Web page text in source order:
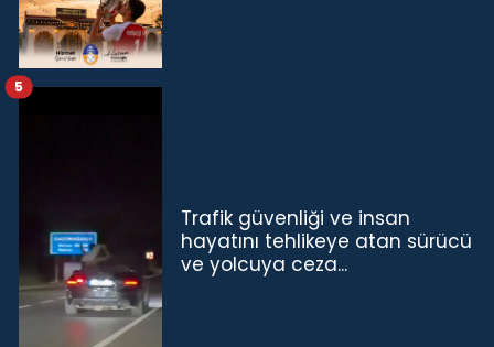
Trafik güvenliği ve insan
hayatını tehlikeye atan sürücü
ve yolcuya ceza...
5